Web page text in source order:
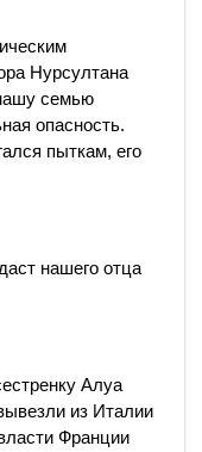
Нурсултана
семью
опасность.
пыткам, его
нашего отца
Алуа
из Италии
Франции